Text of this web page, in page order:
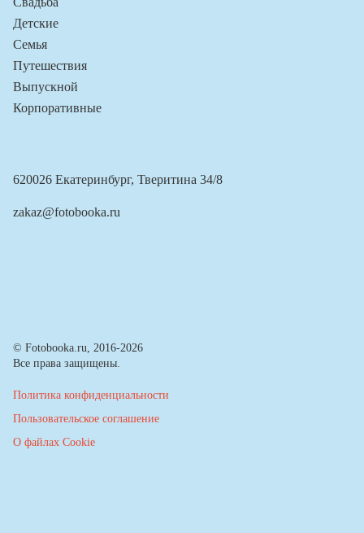
Детские
Семья
Путешествия
Выпускной
Корпоративные
620026 Екатеринбург, Тверитина 34/8
zakaz@fotobooka.ru
© Fotobooka.ru, 2016-2026
Все права защищены.
Политика конфиденциальности
Пользовательское соглашение
О файлах Cookie